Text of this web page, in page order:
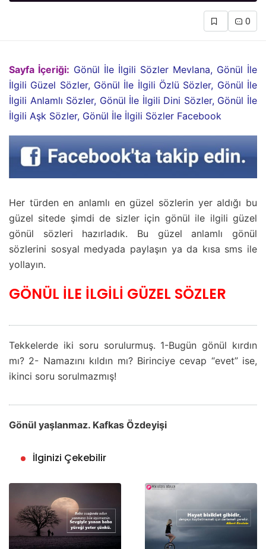
0
Sayfa İçeriği: Gönül İle İlgili Sözler Mevlana, Gönül İle
İlgili Güzel Sözler, Gönül İle İlgili Özlü Sözler, Gönül İle
İlgili Anlamlı Sözler, Gönül İle İlgili Dini Sözler, Gönül İle
İlgili Aşk Sözler, Gönül İle İlgili Sözler Facebook
Her türden en anlamlı en güzel sözlerin yer aldığı bu
güzel sitede şimdi de sizler için gönül ile ilgili güzel
gönül sözleri hazırladık. Bu güzel anlamlı gönül
sözlerini sosyal medyada paylaşın ya da kısa sms ile
yollayın.
GÖNÜL İLE İLGİLİ GÜZEL SÖZLER
Tekkelerde iki soru sorulurmuş. 1-Bugün gönül kırdın
mı? 2- Namazını kıldın mı? Birinciye cevap “evet” ise,
ikinci soru sorulmazmış!
Gönül yaşlanmaz. Kafkas Özdeyişi
İlginizi Çekebilir